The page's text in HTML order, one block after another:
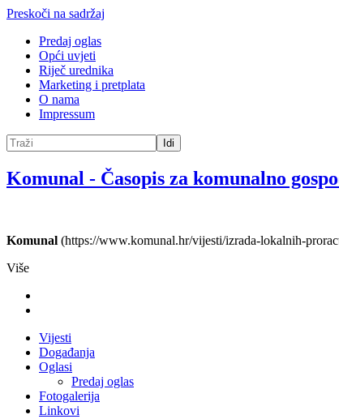
Preskoči na sadržaj
Predaj oglas
Opći uvjeti
Riječ urednika
Marketing i pretplata
O nama
Impressum
Idi
Komunal - Časopis za komunalno
Komunal (https://www.komunal.hr/vijesti/izrada-lokalnih-
Više
Vijesti
Događanja
Oglasi
Predaj oglas
Fotogalerija
Linkovi